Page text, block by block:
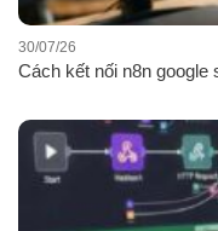
Cách kết nối n8n google
30/07/26